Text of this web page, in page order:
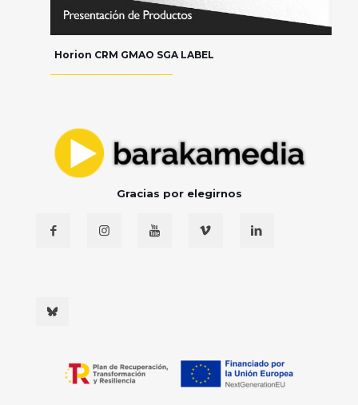
Horion CRM GMAO SGA LABEL
Gracias por elegirnos